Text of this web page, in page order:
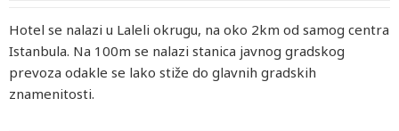
Hotel se nalazi u Laleli okrugu, na oko 2km od samog centra
Istanbula. Na 100m se nalazi stanica javnog gradskog
prevoza odakle se lako stiže do glavnih gradskih
znamenitosti.